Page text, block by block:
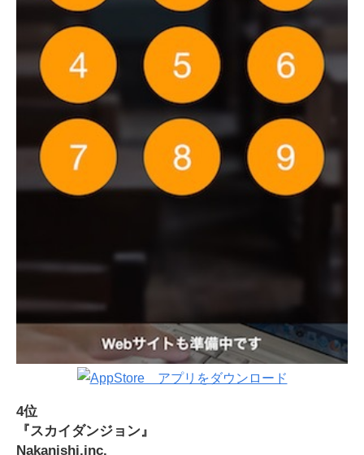
4位
『スカイダンジョン』
Nakanishi,inc.